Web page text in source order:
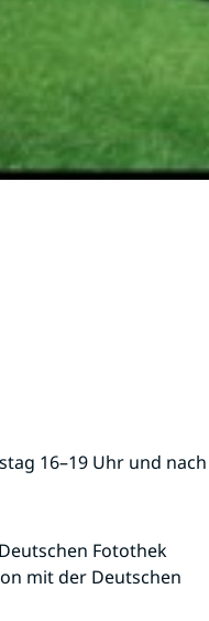
16–19 Uhr und nach
Fotothek
mit der Deutschen